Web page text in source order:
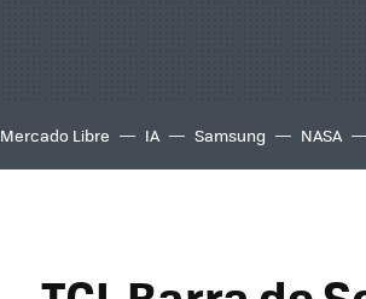
Mercado Libre IA Samsung NASA